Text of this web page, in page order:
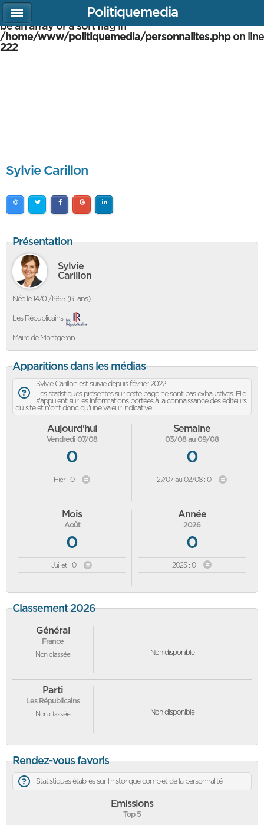
Warning
: array_multisort(): Argument #1 is expected to
be an array or a sort flag in
/home/www/politiquemedia/personnalites.phpon line
222
Sylvie Carillon
Présentation
Sylvie
Carillon
Née le 14/01/1965 (61 ans)
Les Républicains
Maire de Montgeron
Apparitions dans les médias
Sylvie Carillon est suivie depuis février 2022
Les statistiques présentes sur cette page ne sont pas exhaustives. Elle
s'appuient sur les informations portées à la connaissance des éditeurs
du site et n'ont donc qu'une valeur indicative.
Aujourd'hui
Vendredi 07/08
0
Hier : 0
Semaine
03/08 au 09/08
0
27/07 au 02/08 : 0
Mois
Août
0
Juillet : 0
Année
2026
0
2025 : 0
Classement 2026
Général
France
Non classée Non disponible
Parti
Les Républicains
Non classée Non disponible
Rendez-vous favoris
Statistiques établies sur l'historique complet de la personnalité.
Emissions
Top 5
Politiquemedia